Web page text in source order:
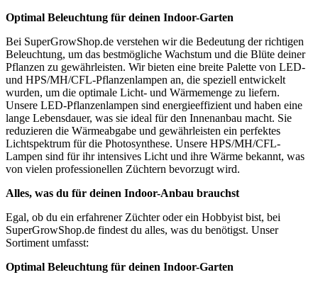
Optimal Beleuchtung für deinen Indoor-Garten
Bei SuperGrowShop.de verstehen wir die Bedeutung der richtigen
Beleuchtung, um das bestmögliche Wachstum und die Blüte deiner
Pflanzen zu gewährleisten. Wir bieten eine breite Palette von LED-
und HPS/MH/CFL-Pflanzenlampen an, die speziell entwickelt
wurden, um die optimale Licht- und Wärmemenge zu liefern.
Unsere LED-Pflanzenlampen sind energieeffizient und haben eine
lange Lebensdauer, was sie ideal für den Innenanbau macht. Sie
reduzieren die Wärmeabgabe und gewährleisten ein perfektes
Lichtspektrum für die Photosynthese. Unsere HPS/MH/CFL-
Lampen sind für ihr intensives Licht und ihre Wärme bekannt, was
von vielen professionellen Züchtern bevorzugt wird.
Alles, was du für deinen Indoor-Anbau brauchst
Egal, ob du ein erfahrener Züchter oder ein Hobbyist bist, bei
SuperGrowShop.de findest du alles, was du benötigst. Unser
Sortiment umfasst:
Optimal Beleuchtung für deinen Indoor-Garten